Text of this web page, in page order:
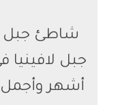
شاطئ جبل
جبل لافينيا
أشهر وأجمل